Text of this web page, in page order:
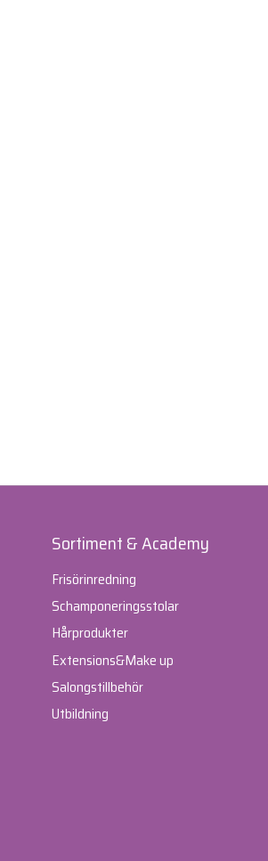
Sortiment & Academy
Frisörinredning
Schamponeringsstolar
Hårprodukter
Extensions&Make up
Salongstillbehör
Utbildning